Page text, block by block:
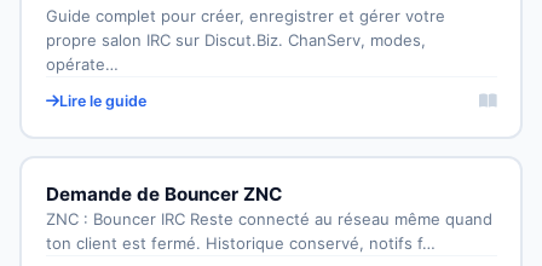
Guide complet pour créer, enregistrer et gérer votre
propre salon IRC sur Discut.Biz. ChanServ, modes,
opérate…
Lire le guide
Demande de Bouncer ZNC
ZNC : Bouncer IRC Reste connecté au réseau même quand
ton client est fermé. Historique conservé, notifs f…